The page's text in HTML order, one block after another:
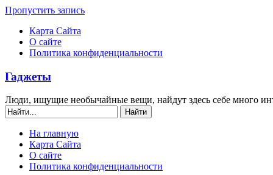
Пропустить запись
Карта Сайта
О сайте
Политика конфиденциальности
Гаджеты
Люди, ищущие необычайные вещи, найдут здесь себе много
На главную
Карта Сайта
О сайте
Политика конфиденциальности